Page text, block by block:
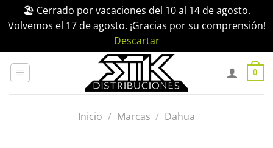
🏖️ Cerrado por vacaciones del 10 al 14 de agosto.
Volvemos el 17 de agosto. ¡Gracias por su comprensión!
Descartar
0
Inicio / Marcas / Dahua